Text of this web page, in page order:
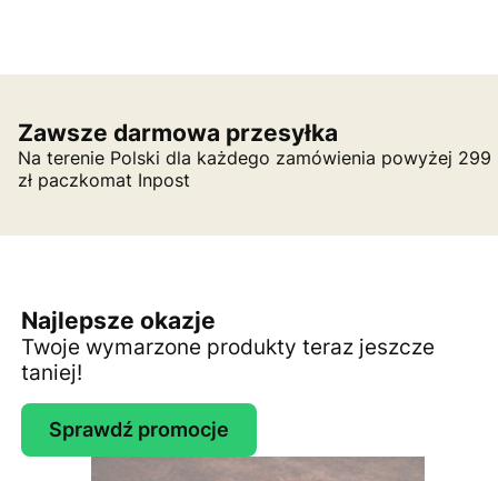
Zawsze darmowa przesyłka
Na terenie Polski dla każdego zamówienia powyżej 299
zł paczkomat Inpost
Najlepsze okazje
Twoje wymarzone produkty teraz jeszcze
taniej!
Sprawdź promocje